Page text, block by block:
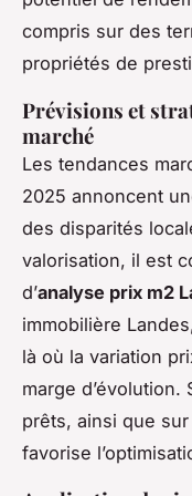
compris sur des
propriétés de
Prévisions et
marché
Les tendances
2025 annoncent
des disparités
valorisation, il est
d’analyse prix m2
immobilière
là où la variation
marge d’évolution.
prêts, ainsi que sur
favorise